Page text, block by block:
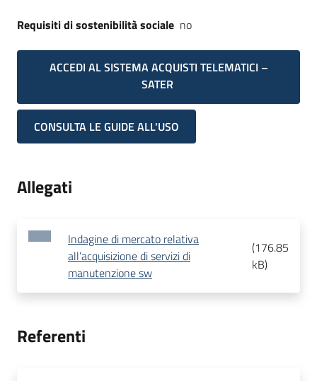
Requisiti di sostenibilità sociale no
ACCEDI AL SISTEMA ACQUISTI TELEMATICI –
SATER
CONSULTA LE GUIDE ALL'USO
Allegati
Indagine di mercato relativa
all’acquisizione di servizi di
manutenzione sw
(176.85
kB)
Referenti